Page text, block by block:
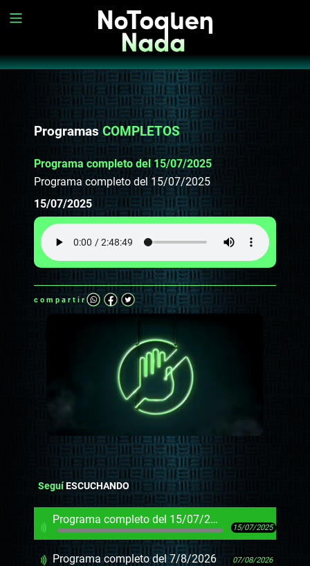
ProgramasCOMPLETOS
Programa completo del 15/07/2025
Programa completo del 15/07/2025
15/07/2025
compartir
SeguíESCUCHANDO
Programa completo del 15/07/2025
15/07/2025
Programa completo del 7/8/2026 07/08/2026